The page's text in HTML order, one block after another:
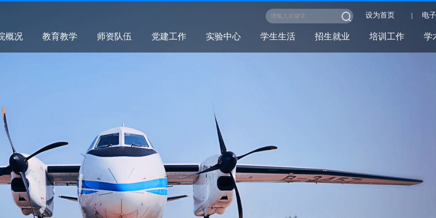
设为首页 | 电
概况 教育教学 师资队伍 党建工作 实验中心 学生生活 招生就业 培训工作 学